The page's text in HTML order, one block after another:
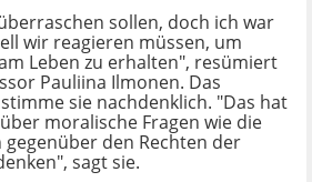
sollen, doch ich war
wir reagieren müssen, um
Leben zu erhalten", resümiert
Pauliina Ilmonen. Das
sie nachdenklich. "Das hat
moralische Fragen wie die
gegenüber den Rechten der
sagt sie.